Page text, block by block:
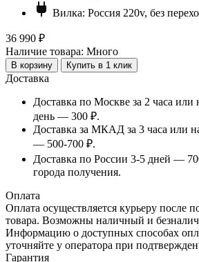
Вилка: Россия 220v, без
36 990 ₽
Наличие товара: Много
В корзину Купить в 1 клик
Доставка
Доставка по Москве за 2 часа
день — 300 ₽.
Доставка за МКАД за 3 часа или
— 500-700 ₽.
Доставка по России 3-5 дней —
города получения.
Оплата
Оплата осуществляется курьеру после
товара. Возможны наличный и
Информацию о доступных способах
уточняйте у оператора при
Гарантия